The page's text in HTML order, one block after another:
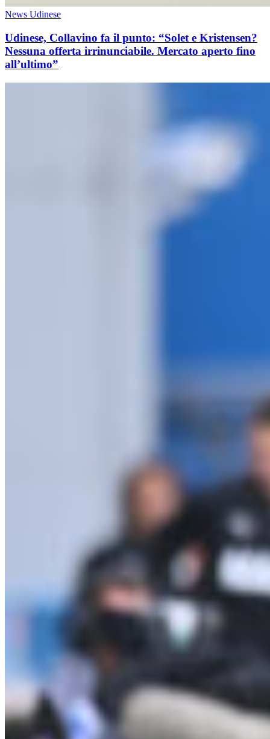
News Udinese
Udinese, Collavino fa il punto: “Solet e Kristensen?
Nessuna offerta irrinunciabile. Mercato aperto fino
all’ultimo”